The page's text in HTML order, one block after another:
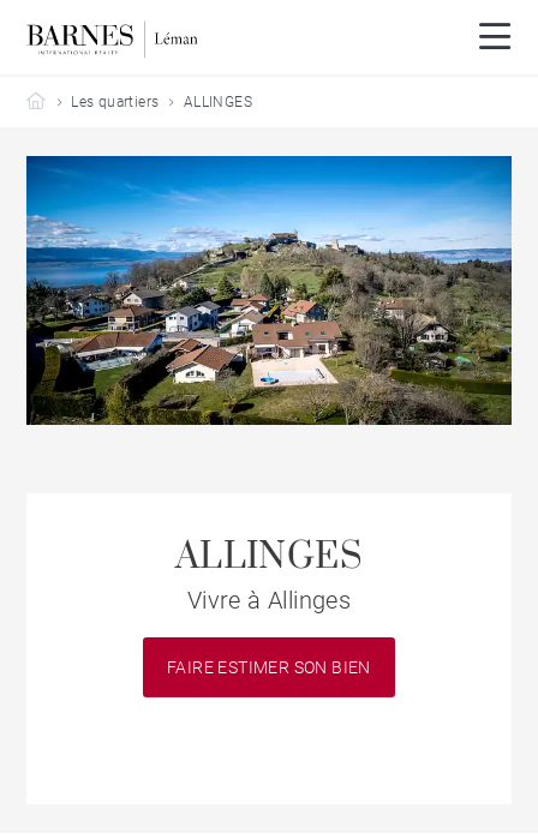
Barnes Leman
Les quartiers ALLINGES
ALLINGES
Vivre à Allinges
FAIRE ESTIMER SON BIEN